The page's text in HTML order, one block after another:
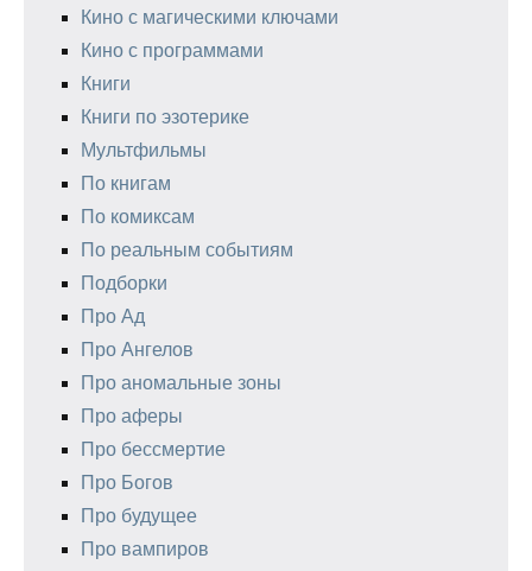
Кино с магическими ключами
Кино с программами
Книги
Книги по эзотерике
Мультфильмы
По книгам
По комиксам
По реальным событиям
Подборки
Про Ад
Про Ангелов
Про аномальные зоны
Про аферы
Про бессмертие
Про Богов
Про будущее
Про вампиров